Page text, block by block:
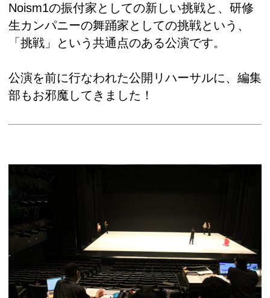
Noism1の振付家としての新しい挑戦と、研修
生カンパニーの舞踊家としての挑戦という、
「挑戦」という共通点のある公演です。
公演を前に行なわれた公開リハーサルに、編集
部もお邪魔してきました！